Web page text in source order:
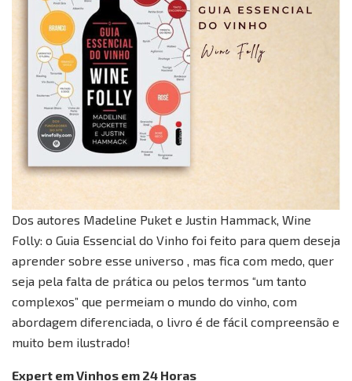
Dos autores Madeline Puket e Justin Hammack, Wine
Folly: o Guia Essencial do Vinho foi feito para quem deseja
aprender sobre esse universo , mas fica com medo, quer
seja pela falta de prática ou pelos termos “um tanto
complexos” que permeiam o mundo do vinho, com
abordagem diferenciada, o livro é de fácil compreensão e
muito bem ilustrado!
Expert em Vinhos em 24 Horas